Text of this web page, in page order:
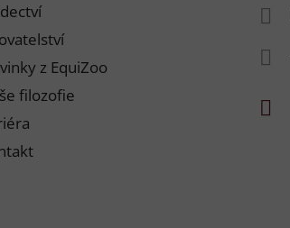
z EquiZoo
filozofie